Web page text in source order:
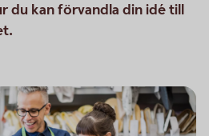
du kan förvandla din idé till